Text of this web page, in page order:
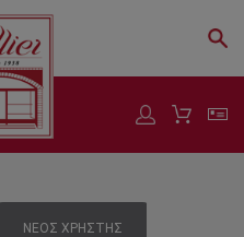
ΝΕΟΣ ΧΡΗΣΤΗΣ